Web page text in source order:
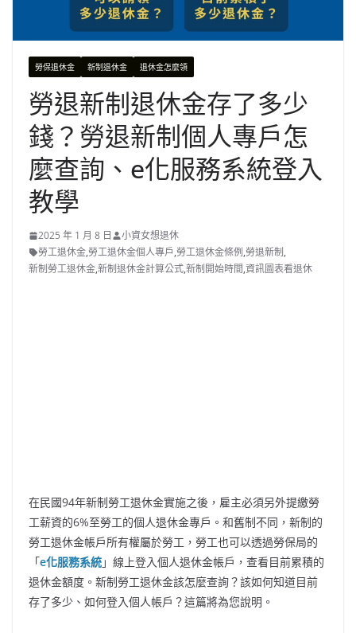
勞保退休金 新制退休金 退休金怎麼領
勞退新制退休金存了多少
錢？勞退新制個人專戶怎
麼查詢、e化服務系統登入
教學
2025 年 1 月 8 日
小資女想退休
勞工退休金,勞工退休金個人專戶,勞工退休金條例,勞退新制,
新制勞工退休金,新制退休金計算公式,新制開始時間,資訊圖表看退休
在民國94年新制勞工退休金實施之後，雇主必須另外提繳勞
工薪資的6%至勞工的個人退休金專戶。和舊制不同，新制的
勞工退休金帳戶所有權屬於勞工，勞工也可以透過勞保局的
「e化服務系統」線上登入個人退休金帳戶，查看目前累積的
退休金額度。新制勞工退休金該怎麼查詢？該如何知道目前
存了多少、如何登入個人帳戶？這篇將為您說明。